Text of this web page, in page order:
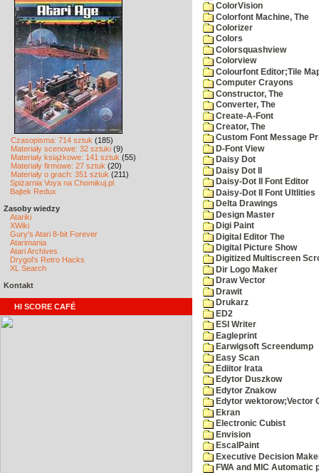
Czasopisma: 714 sztuk (185)
Materiały scenowe: 32 sztuki (9)
Materiały książkowe: 141 sztuk (55)
Materiały firmowe: 27 sztuk (20)
Materiały o grach: 351 sztuk (211)
Spiżarnia Voya na Chomikuj.pl
Bajtek Redux
Zasoby wiedzy
Atariki
XWiki
Gury's Atari 8-bit Forever
Atarimania
Atari Archives
Drygol's Retro Hacks
XL Search
Kontakt
HI SCORE CAFÉ
ColorVision
Colorfont Machine, The
Colorizer
Colors
Colorsquashview
Colorview
Colourfont Editor;Tile
Computer Crayons
Constructor, The
Converter, The
Create-A-Font
Creator, The
Custom Font Message
D-Font View
Daisy Dot
Daisy Dot II
Daisy-Dot II Font Editor
Daisy-Dot II Font Ultlities
Delta Drawings
Design Master
Digi Paint
Digital Editor The
Digital Picture Show
Digitized Multiscreen
Dir Logo Maker
Draw Vector
Drawit
Drukarz
ED2
ESI Writer
Eagleprint
Earwigsoft Screendump
Easy Scan
Ediitor Irata
Edytor Duszkow
Edytor Znakow
Edytor wektorow;Vector
Ekran
Electronic Cubist
Envision
EscalPaint
Executive Decision
FWA and MIC